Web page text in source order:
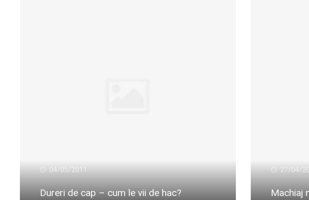
04/05/2011
Dureri de cap – cum le vii de hac?
27/04/
Machiaj